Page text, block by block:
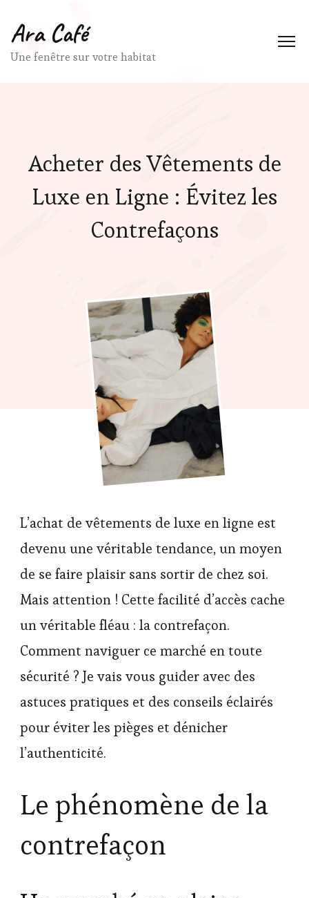
Ara Café
Une fenêtre sur votre habitat
Acheter des Vêtements de
Luxe en Ligne : Évitez les
Contrefaçons
L’achat de vêtements de luxe en ligne est
devenu une véritable tendance, un moyen
de se faire plaisir sans sortir de chez soi.
Mais attention ! Cette facilité d’accès cache
un véritable fléau : la contrefaçon.
Comment naviguer ce marché en toute
sécurité ? Je vais vous guider avec des
astuces pratiques et des conseils éclairés
pour éviter les pièges et dénicher
l’authenticité.
Le phénomène de la
contrefaçon